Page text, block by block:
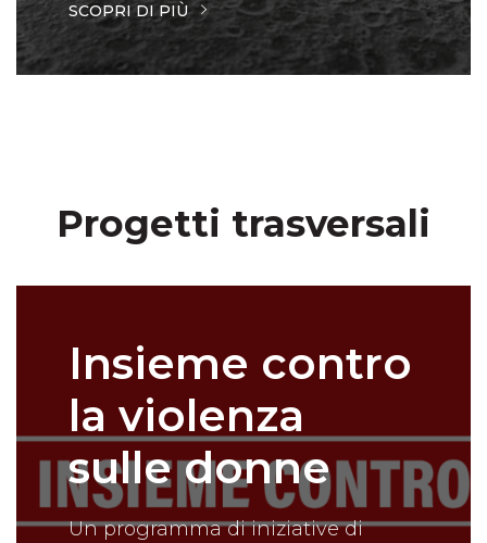
SCOPRI DI PIÙ
Progetti trasversali
Insieme contro
la violenza
sulle donne
Un programma di iniziative di